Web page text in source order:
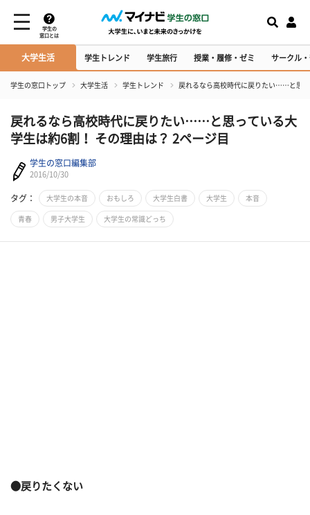
学生の
窓口とは
大学生活 学生トレンド 学生旅行 授業・履修・ゼミ サークル
学生の窓口トップ 大学生活 学生トレンド 戻れるなら高校時代に戻りたい……と思
戻れるなら高校時代に戻りたい……と思っている大
学生は約6割！ その理由は？ 2ページ目
学生の窓口編集部
2016/10/30
タグ： 大学生の本音 おもしろ 大学生白書 大学生 本音
青春 男子大学生 大学生の常識どっち
●戻りたくない